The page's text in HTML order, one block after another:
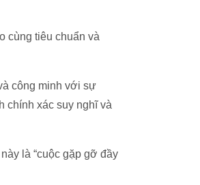
cùng tiêu chuẩn và
công minh với sự
chính xác suy nghĩ và
là “cuộc gặp gỡ đầy